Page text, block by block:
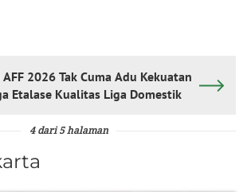
AFF 2026 Tak Cuma Adu Kekuatan
Etalase Kualitas Liga Domestik
4 dari 5 halaman